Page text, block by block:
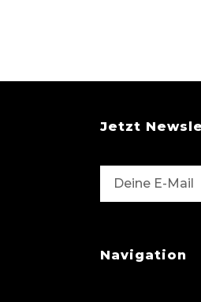
Jetzt
Navigation